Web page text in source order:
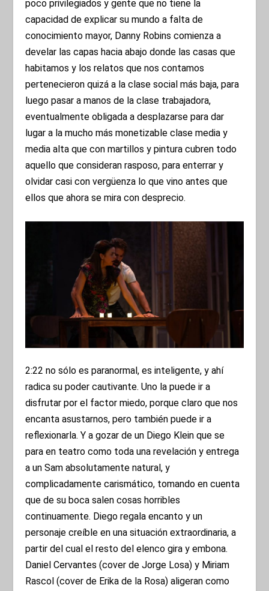
poco privilegiados y gente que no tiene la
capacidad de explicar su mundo a falta de
conocimiento mayor, Danny Robins comienza a
develar las capas hacia abajo donde las casas que
habitamos y los relatos que nos contamos
pertenecieron quizá a la clase social más baja, para
luego pasar a manos de la clase trabajadora,
eventualmente obligada a desplazarse para dar
lugar a la mucho más monetizable clase media y
media alta que con martillos y pintura cubren todo
aquello que consideran rasposo, para enterrar y
olvidar casi con vergüenza lo que vino antes que
ellos que ahora se mira con desprecio.
2:22 no sólo es paranormal, es inteligente, y ahí
radica su poder cautivante. Uno la puede ir a
disfrutar por el factor miedo, porque claro que nos
encanta asustarnos, pero también puede ir a
reflexionarla. Y a gozar de un Diego Klein que se
para en teatro como toda una revelación y entrega
a un Sam absolutamente natural, y
complicadamente carismático, tomando en cuenta
que de su boca salen cosas horribles
continuamente. Diego regala encanto y un
personaje creíble en una situación extraordinaria, a
partir del cual el resto del elenco gira y embona.
Daniel Cervantes (cover de Jorge Losa) y Miriam
Rascol (cover de Erika de la Rosa) aligeran como